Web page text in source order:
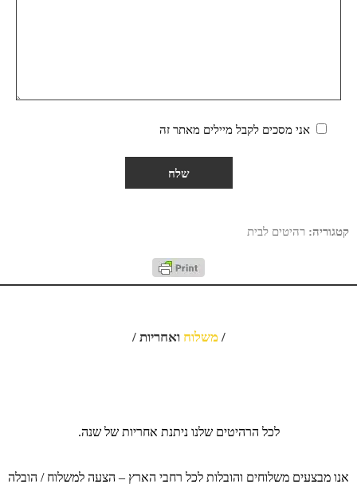
אני מסכים לקבל מיילים מאתר זה
קטגוריה: רהיטים לבית
/משלוח ואחריות /
לכל הרהיטים שלנו ניתנת אחריות של שנה.
אנו מבצעים משלוחים והובלות לכל רחבי הארץ – הצעה למשלוח / הובלה